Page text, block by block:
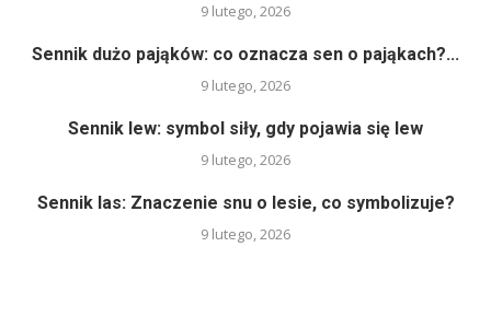
9 lutego, 2026
Sennik dużo pająków: co oznacza sen o pająkach?...
9 lutego, 2026
Sennik lew: symbol siły, gdy pojawia się lew
9 lutego, 2026
Sennik las: Znaczenie snu o lesie, co symbolizuje?
9 lutego, 2026